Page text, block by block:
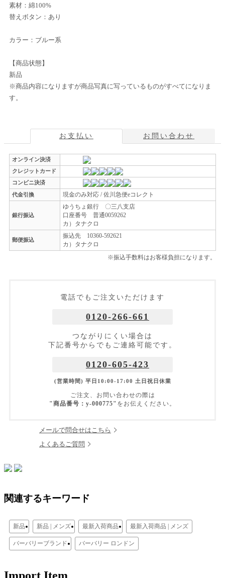
素材：綿100%
替えボタン：あり
カラー：ブルー系
【商品状態】
新品
※商品内容になりますが商品写真に写っているものがすべてになりま
す。
お支払い お問い合わせ
オンライン決済
クレジットカード
コンビニ決済
代金引換
現金のみ対応 / 佐川急便eコレクト
銀行振込
ゆうちょ銀行 〇三八支店
口座番号 普通0059262
カ）タナクロ
郵便振込
振込先 10360-592621
カ）タナクロ
※振込手数料はお客様負担になります。
電話でもご注文いただけます
0120-266-661
つながりにくい場合は
下記番号からでもご連絡可能です。
0120-605-423
(営業時間) 平日10:00-17:00 土日祝日休業
ご注文、お問い合わせの際は
"商品番号：y-000775" をお伝えください。
メールで問合せはこちら
よくあるご質問
関連するキーワード
新品 新品 | メンズ 最新入荷商品 最新入荷商品 | メンズ
バーバリーブランド バーバリー ロンドン